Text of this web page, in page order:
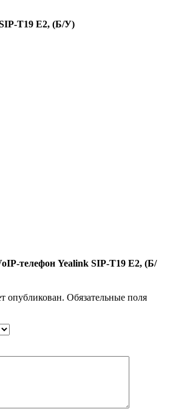
T19 E2, (Б/У)
телефон Yealink SIP-T19 E2, (Б/
опубликован. Обязательные поля